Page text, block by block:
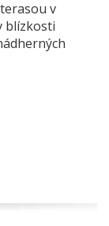
v
blízkosti